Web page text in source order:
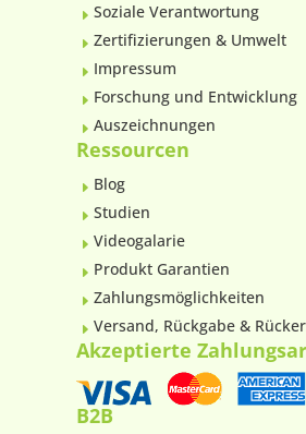
E Soziale Verantwortung
E Zertifizierungen & Umwelt
E Impressum
E Forschung und Entwicklung
E Auszeichnungen
Ressourcen
E Blog
E Studien
E Videogalarie
E Produkt Garantien
E Zahlungsmöglichkeiten
E Versand, Rückgabe &
Akzeptierte
B2B